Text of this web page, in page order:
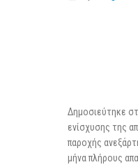
Δημοσιεύτηκε
ενίσχυσης της
παροχής
μήνα πλήρους